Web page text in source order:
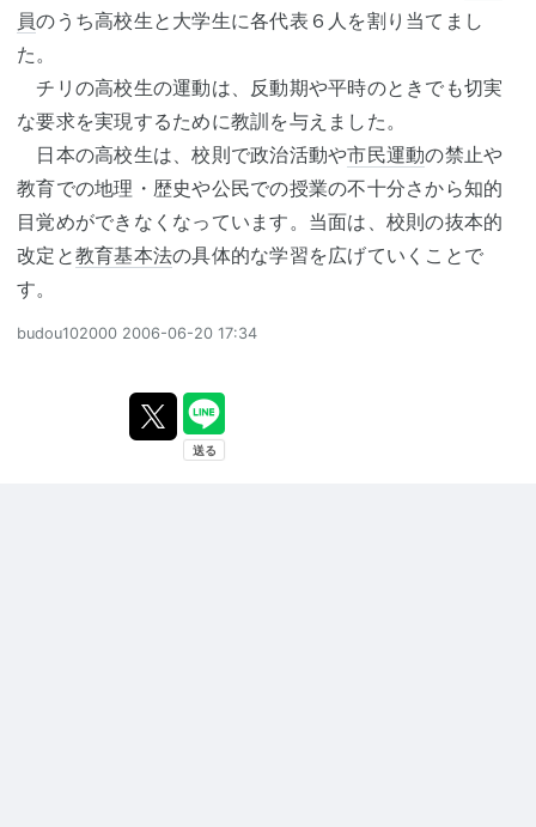
員のうち高校生と大学生に各代表６人を割り当てまし
た。
チリの高校生の運動は、反動期や平時のときでも切実
な要求を実現するために教訓を与えました。
日本の高校生は、校則で政治活動や市民運動の禁止や
教育での地理・歴史や公民での授業の不十分さから知的
目覚めができなくなっています。当面は、校則の抜本的
改定と教育基本法の具体的な学習を広げていくことで
す。
budou102000 2006-06-20 17:34